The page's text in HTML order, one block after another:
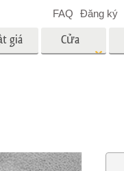
động sản
giá Cửa
FAQ Đăng ký